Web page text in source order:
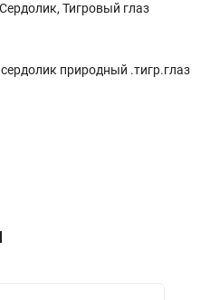
Тигровый глаз
природный .тигр.глаз